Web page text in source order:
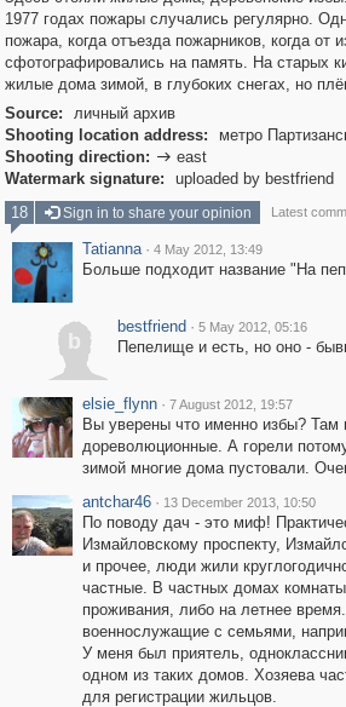
1977 годах пожары случались регулярно.
пожара, когда отъезда пожарников, когда от
сфотографировались на память. На старых
жилые дома зимой, в глубоких снегах, но
Source:
личный архив
Shooting location address:
метро
Shooting direction:  east
Watermark signature:
uploaded by bestfriend
18
Sign in to share your opinion Latest
Tatianna · 4 May 2012, 13:49
Больше подходит название "На
b
bestfriend · 5 May 2012, 05:16
Пепелище и есть, но оно -
elsie_flynn · 7 August 2012, 19:57
Вы уверены что именно избы? Там
дореволюционные. А горели
зимой многие дома пустовали.
antchar46 · 13 December 2013, 10:50
По поводу дач - это миф!
Измайловскому проспекту,
и прочее, люди жили
частные. В частных домах
проживания, либо на летнее
военнослужащие с семьями,
У меня был приятель,
одном из таких домов. Хозяева
для регистрации жильцов.